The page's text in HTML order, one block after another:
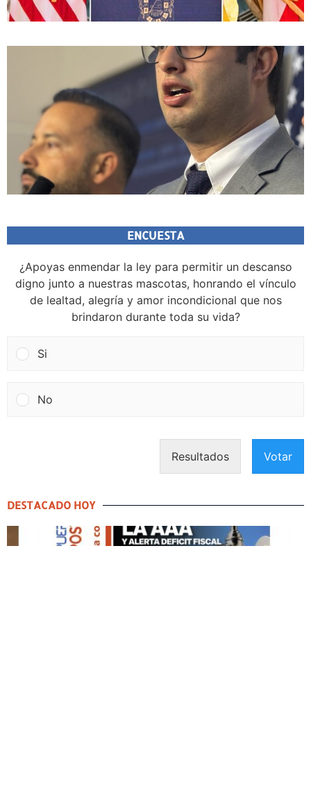
ENCUESTA
¿Apoyas enmendar la ley para permitir un descanso
digno junto a nuestras mascotas, honrando el vínculo
de lealtad, alegría y amor incondicional que nos
brindaron durante toda su vida?
Si
No
Resultados Votar
DESTACADO HOY